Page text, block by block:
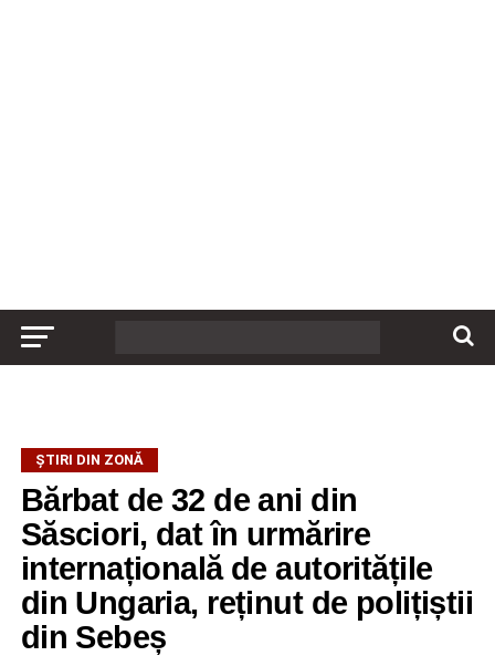
ȘTIRI DIN ZONĂ
Bărbat de 32 de ani din
Săsciori, dat în urmărire
internațională de autoritățile
din Ungaria, reținut de polițiștii
din Sebeș